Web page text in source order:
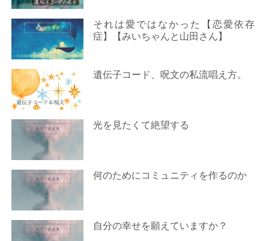
それは愛ではなかった【恋愛依存
症】【みいちゃんと山田さん】
遺伝子コード、呪文の私流唱え方。
光を見たくて絶望する
何のためにコミュニティを作るのか
自分の幸せを願えていますか？